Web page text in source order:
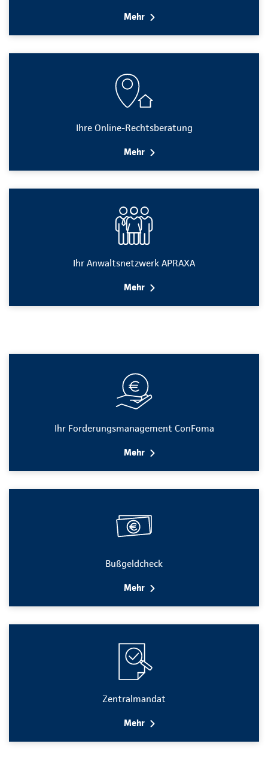
Mehr
Ihre Online-Rechtsberatung
Mehr
Ihr Anwaltsnetzwerk APRAXA
Mehr
Ihr Forderungsmanagement ConFoma
Mehr
Bußgeldcheck
Mehr
Zentralmandat
Mehr